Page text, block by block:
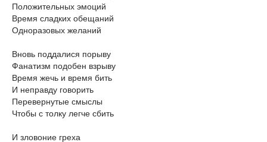
Положительных эмоций
Время сладких обещаний
Одноразовых желаний
Вновь поддалися порыву
Фанатизм подобен взрыву
Время жечь и время бить
И неправду говорить
Перевернутые смыслы
Чтобы с толку легче сбить
И зловоние греха